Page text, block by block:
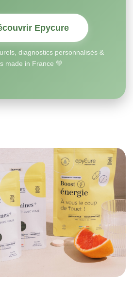
Epycure
diagnostics personnalisés &
made in France 💚